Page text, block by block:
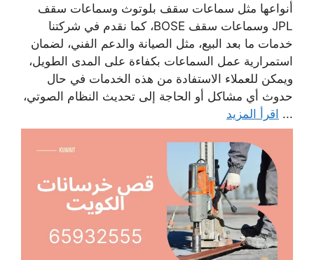
أنواعها مثل سماعات سقف بلوتوث وسماعات سقف
JPL وسماعات سقف BOSE، كما نقدم في شركتنا
خدمات ما بعد البيع، مثل الصيانة والدعم الفني، لضمان
استمرارية عمل السماعات بكفاءة على المدى الطويل،
ويمكن للعملاء الاستفادة من هذه الخدمات في حال
حدوث أي مشاكل أو الحاجة إلى تحديث النظام الصوتي،
... اقرأ المزيد